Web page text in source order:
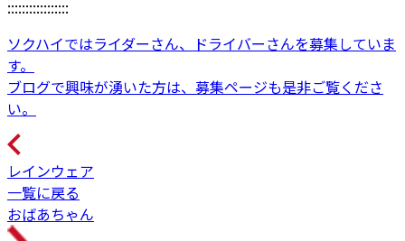
:::::::::::::::::
ソクハイではライダーさん、ドライバーさんを募集していま
す。
ブログで興味が湧いた方は、募集ページも是非ご覧くださ
い。
レインウェア
一覧に戻る
おばあちゃん